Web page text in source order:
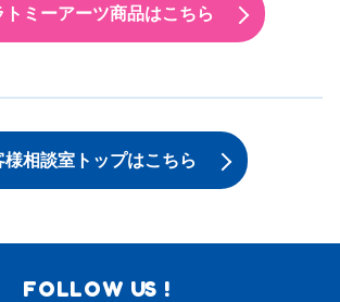
トミーアーツ商品はこちら
様相談室トップはこちら
FOLLOW US !